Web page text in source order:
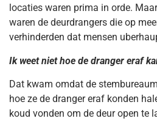
locaties waren prima in orde.
waren de deurdrangers die op
verhinderden dat mensen
Ik weet niet hoe de dranger eraf
Dat kwam omdat de
hoe ze de dranger eraf konden
koud vonden om de deur open te